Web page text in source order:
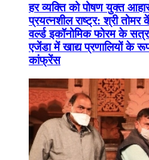
हर व्यक्ति को पोषण युक्त
प्रयत्नशील राष्ट्र: श्री तोमर
वर्ल्ड इकॉनोमिक फोरम के
एजेंडा में खाद्य प्रणालियों के
कांफ्रेंस